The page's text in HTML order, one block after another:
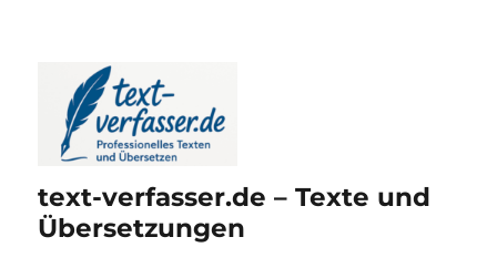
text-verfasser.de – Texte und
Übersetzungen